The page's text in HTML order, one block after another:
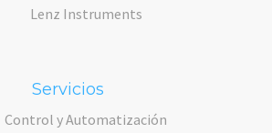
Lenz Instruments
Servicios
Control y Automatización